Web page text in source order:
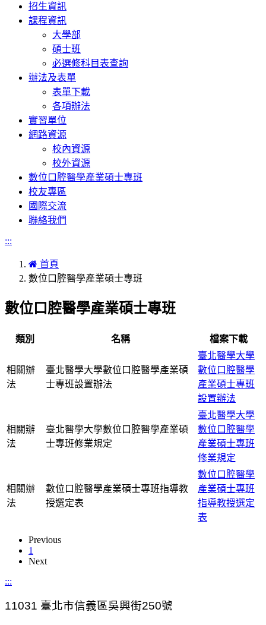
招生資訊
課程資訊
大學部
碩士班
必選修科目表查詢
辦法及表單
表單下載
各項辦法
實習單位
網路資源
校內資源
校外資源
數位口腔醫學產業碩士專班
校友專區
國際交流
聯絡我們
:::
首頁
數位口腔醫學產業碩士專班
數位口腔醫學產業碩士專班
類別 名稱 檔案下載
相關辦
法
臺北醫學大學數位口腔醫學產業碩
士專班設置辦法
臺北醫學大學
數位口腔醫學
產業碩士專班
設置辦法
相關辦
法
臺北醫學大學數位口腔醫學產業碩
士專班修業規定
臺北醫學大學
數位口腔醫學
產業碩士專班
修業規定
相關辦
法
數位口腔醫學產業碩士專班指導教
授選定表
數位口腔醫學
產業碩士專班
指導教授選定
表
Previous
1
Next
:::
11031 臺北市信義區吳興街250號